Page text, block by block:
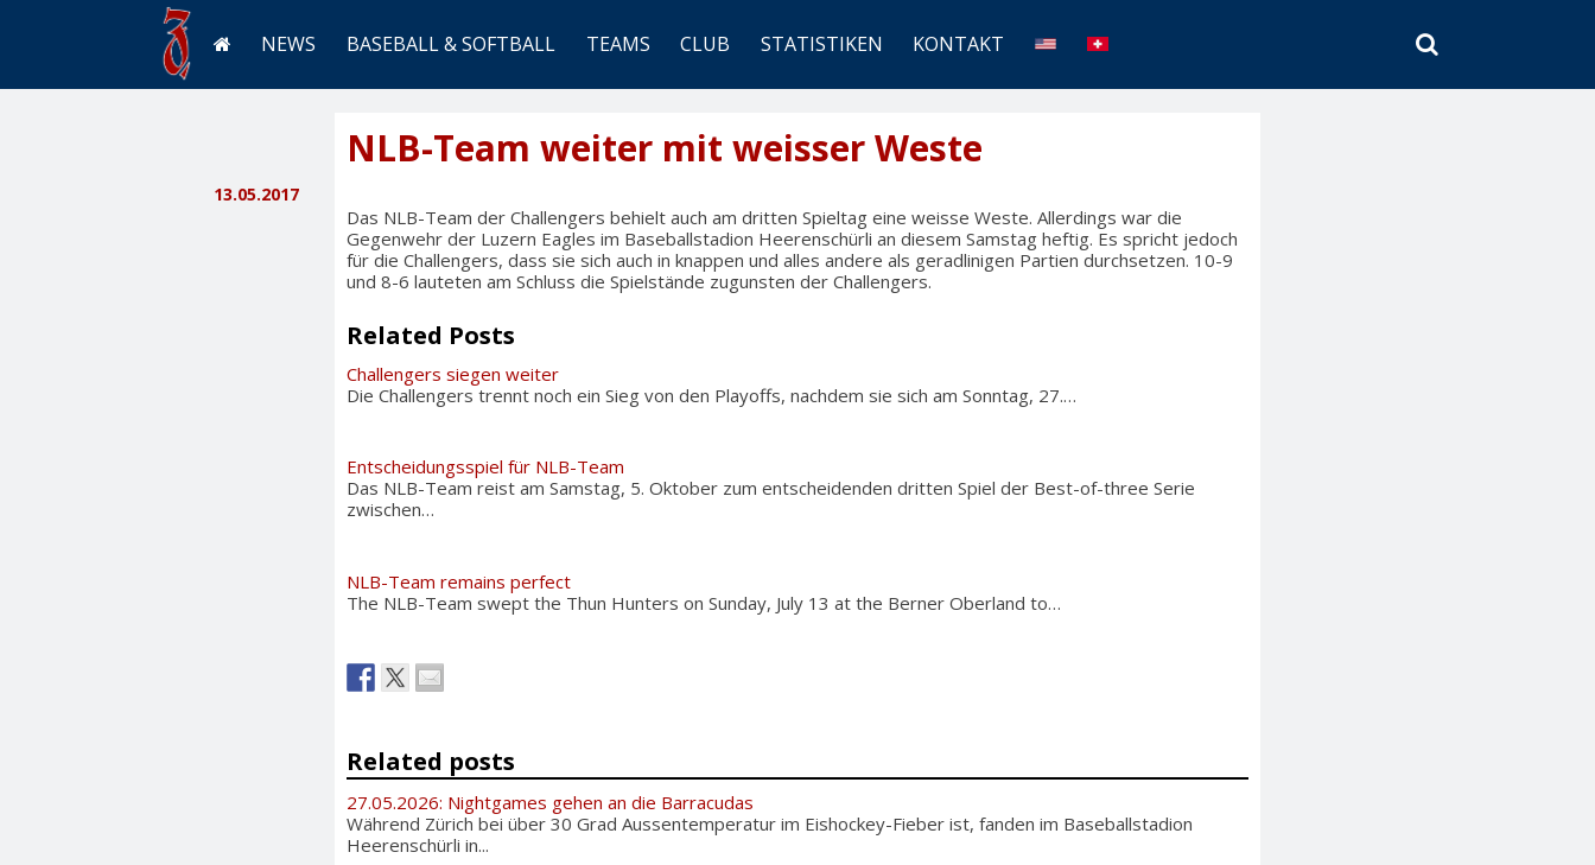
NEWS BASEBALL & SOFTBALL TEAMS CLUB STATISTIKEN KONTAKT
SEARCH
NLB-Team weiter mit weisser Weste
13.05.2017
Das NLB-Team der Challengers behielt auch am dritten Spieltag eine weisse Weste. Allerdings war die
Gegenwehr der Luzern Eagles im Baseballstadion Heerenschürli an diesem Samstag heftig. Es spricht jedoch
für die Challengers, dass sie sich auch in knappen und alles andere als geradlinigen Partien durchsetzen. 10-9
und 8-6 lauteten am Schluss die Spielstände zugunsten der Challengers.
Related Posts
Challengers siegen weiter
Die Challengers trennt noch ein Sieg von den Playoffs, nachdem sie sich am Sonntag, 27.…
Entscheidungsspiel für NLB-Team
Das NLB-Team reist am Samstag, 5. Oktober zum entscheidenden dritten Spiel der Best-of-three Serie
zwischen…
NLB-Team remains perfect
The NLB-Team swept the Thun Hunters on Sunday, July 13 at the Berner Oberland to…
Related posts
27.05.2026: Nightgames gehen an die Barracudas
Während Zürich bei über 30 Grad Aussentemperatur im Eishockey-Fieber ist, fanden im Baseballstadion
Heerenschürli in...